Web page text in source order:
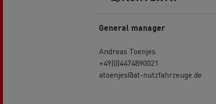
General manager
Andreas Toenjes
+49(0)4474890021
atoenjes@at-nutzfahrzeuge.de